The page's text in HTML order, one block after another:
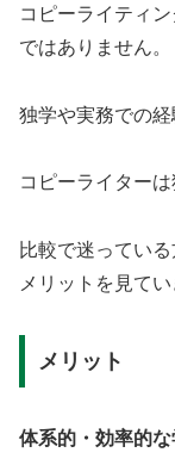
コピーライティ
ではありません。
独学や実務での経
コピーライター
比較で迷ってい
メリットを見てい
メリット
体系的・効率的な